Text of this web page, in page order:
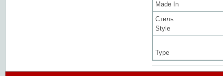
Made In
Стиль
Style
Type